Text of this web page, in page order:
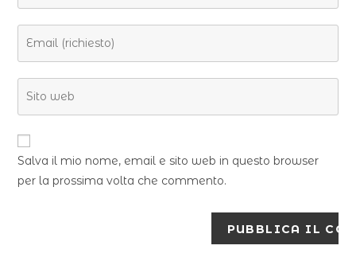
Salva il mio nome, email e sito web in questo browser
per la prossima volta che commento.